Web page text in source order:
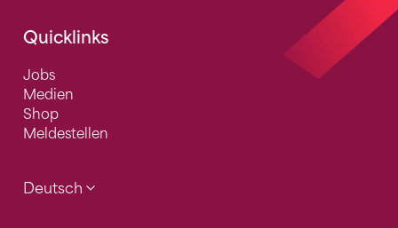
Quicklinks
Jobs
Medien
Shop
Meldestellen
Deutsch